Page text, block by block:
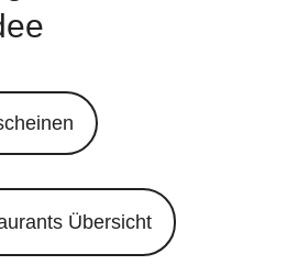
Übersicht